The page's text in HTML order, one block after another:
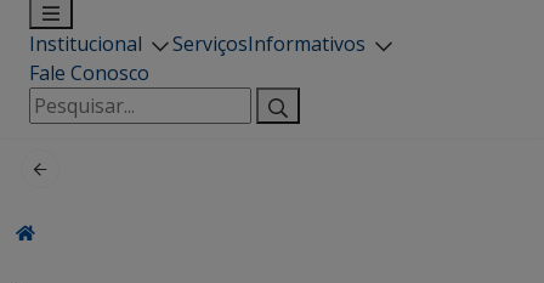
Institucional ServiçosInformativos
Fale Conosco
Pesquisar
por: